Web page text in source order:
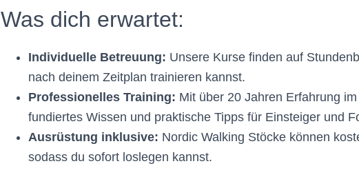
Was dich erwartet:
Individuelle Betreuung: Unsere Kurse finden auf
nach deinem Zeitplan trainieren kannst.
Professionelles Training: Mit über 20 Jahren Erfahrung
fundiertes Wissen und praktische Tipps für Einsteiger und
Ausrüstung inklusive: Nordic Walking Stöcke können
sodass du sofort loslegen kannst.